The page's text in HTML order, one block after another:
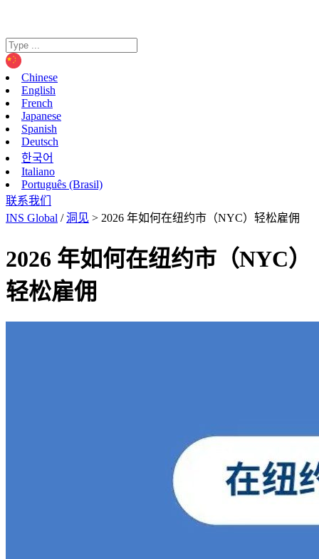
Chinese
English
French
Japanese
Spanish
Deutsch
한국어
Italiano
Português (Brasil)
联系我们
INS Global /洞见 > 2026 年如何在纽约市（NYC）轻松雇佣
2026 年如何在纽约市（NYC）
轻松雇佣